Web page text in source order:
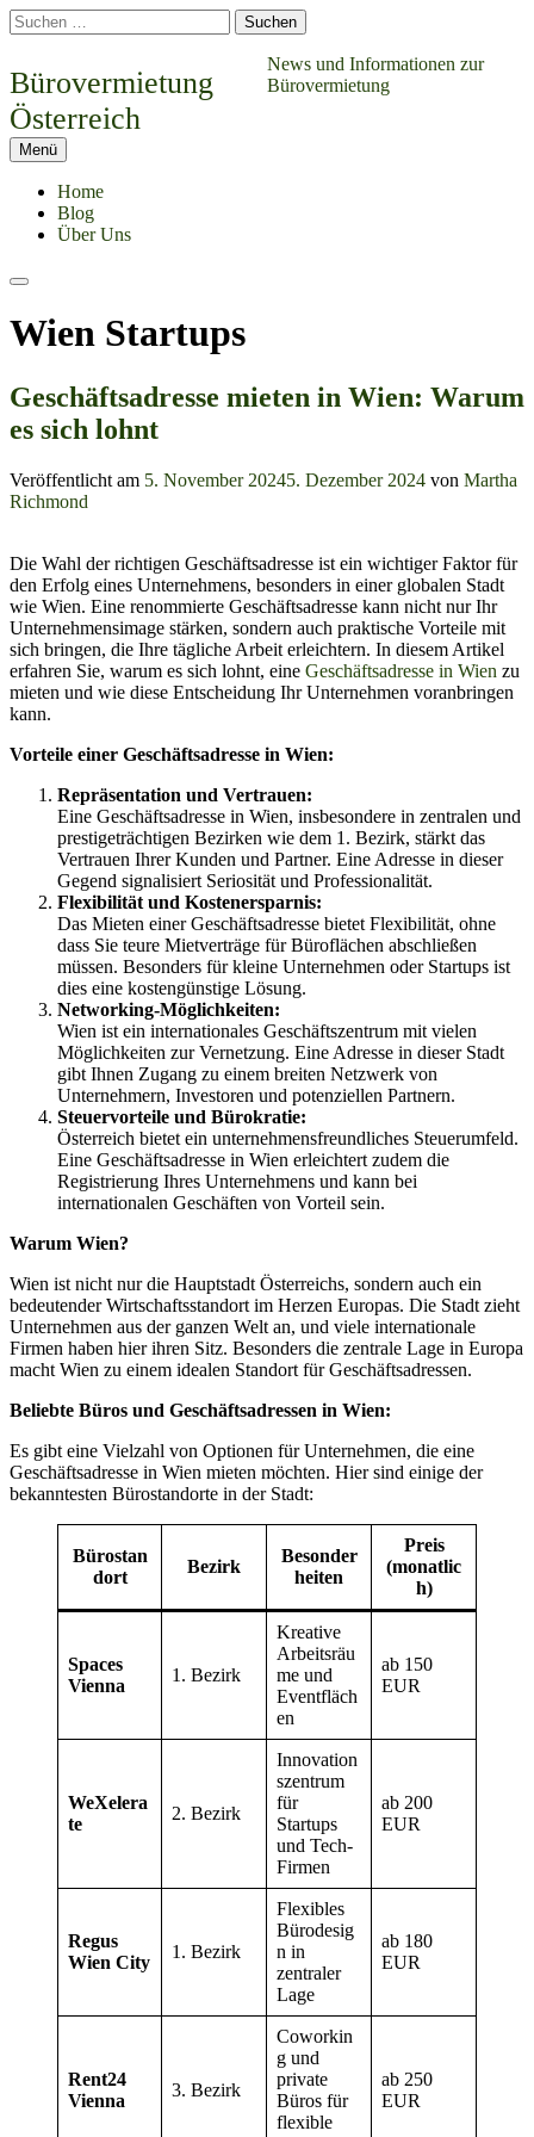
Springe
zum
Suchen
nach:
Bürovermietung
Österreich
News und Informationen zur
Bürovermietung
Menü
Home
Blog
Über Uns
Suchen
Wien Startups
Geschäftsadresse mieten in Wien: Warum
es sich lohnt
Veröffentlicht am 5. November 20245. Dezember 2024 von Martha
Richmond
Die Wahl der richtigen Geschäftsadresse ist ein wichtiger Faktor für
den Erfolg eines Unternehmens, besonders in einer globalen Stadt
wie Wien. Eine renommierte Geschäftsadresse kann nicht nur Ihr
Unternehmensimage stärken, sondern auch praktische Vorteile mit
sich bringen, die Ihre tägliche Arbeit erleichtern. In diesem Artikel
erfahren Sie, warum es sich lohnt, eine Geschäftsadresse in Wien zu
mieten und wie diese Entscheidung Ihr Unternehmen voranbringen
kann.
Vorteile einer Geschäftsadresse in Wien:
Repräsentation und Vertrauen:
Eine Geschäftsadresse in Wien, insbesondere in zentralen und
prestigeträchtigen Bezirken wie dem 1. Bezirk, stärkt das
Vertrauen Ihrer Kunden und Partner. Eine Adresse in dieser
Gegend signalisiert Seriosität und Professionalität.
Flexibilität und Kostenersparnis:
Das Mieten einer Geschäftsadresse bietet Flexibilität, ohne
dass Sie teure Mietverträge für Büroflächen abschließen
müssen. Besonders für kleine Unternehmen oder Startups ist
dies eine kostengünstige Lösung.
Networking-Möglichkeiten:
Wien ist ein internationales Geschäftszentrum mit vielen
Möglichkeiten zur Vernetzung. Eine Adresse in dieser Stadt
gibt Ihnen Zugang zu einem breiten Netzwerk von
Unternehmern, Investoren und potenziellen Partnern.
Steuervorteile und Bürokratie:
Österreich bietet ein unternehmensfreundliches Steuerumfeld.
Eine Geschäftsadresse in Wien erleichtert zudem die
Registrierung Ihres Unternehmens und kann bei
internationalen Geschäften von Vorteil sein.
Warum Wien?
Wien ist nicht nur die Hauptstadt Österreichs, sondern auch ein
bedeutender Wirtschaftsstandort im Herzen Europas. Die Stadt zieht
Unternehmen aus der ganzen Welt an, und viele internationale
Firmen haben hier ihren Sitz. Besonders die zentrale Lage in Europa
macht Wien zu einem idealen Standort für Geschäftsadressen.
Beliebte Büros und Geschäftsadressen in Wien:
Es gibt eine Vielzahl von Optionen für Unternehmen, die eine
Geschäftsadresse in Wien mieten möchten. Hier sind einige der
bekanntesten Bürostandorte in der Stadt:
Bürostan
dort
Bezirk
Besonder
heiten
Preis
(monatlic
h)
Spaces
Vienna
1. Bezirk
Kreative
Arbeitsräu
me und
Eventfläch
en
ab 150
EUR
WeXelera
te
2. Bezirk
Innovation
szentrum
für
Startups
und Tech-
Firmen
ab 200
EUR
Regus
Wien City
1. Bezirk
Flexibles
Bürodesig
n in
zentraler
Lage
ab 180
EUR
Rent24
Vienna
3. Bezirk
Coworkin
g und
private
Büros für
flexible
ab 250
EUR